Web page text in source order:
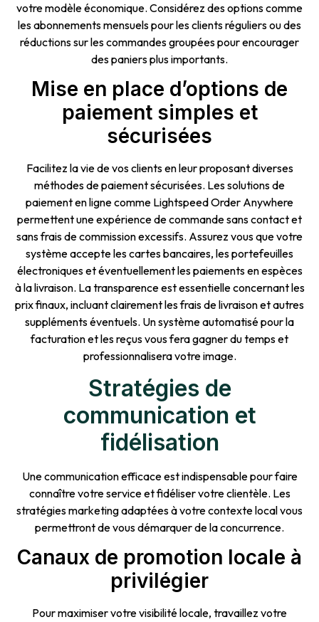
votre modèle économique. Considérez des options comme
les abonnements mensuels pour les clients réguliers ou des
réductions sur les commandes groupées pour encourager
des paniers plus importants.
Mise en place d’options de
paiement simples et
sécurisées
Facilitez la vie de vos clients en leur proposant diverses
méthodes de paiement sécurisées. Les solutions de
paiement en ligne comme Lightspeed Order Anywhere
permettent une expérience de commande sans contact et
sans frais de commission excessifs. Assurez vous que votre
système accepte les cartes bancaires, les portefeuilles
électroniques et éventuellement les paiements en espèces
à la livraison. La transparence est essentielle concernant les
prix finaux, incluant clairement les frais de livraison et autres
suppléments éventuels. Un système automatisé pour la
facturation et les reçus vous fera gagner du temps et
professionnalisera votre image.
Stratégies de
communication et
fidélisation
Une communication efficace est indispensable pour faire
connaître votre service et fidéliser votre clientèle. Les
stratégies marketing adaptées à votre contexte local vous
permettront de vous démarquer de la concurrence.
Canaux de promotion locale à
privilégier
Pour maximiser votre visibilité locale, travaillez votre